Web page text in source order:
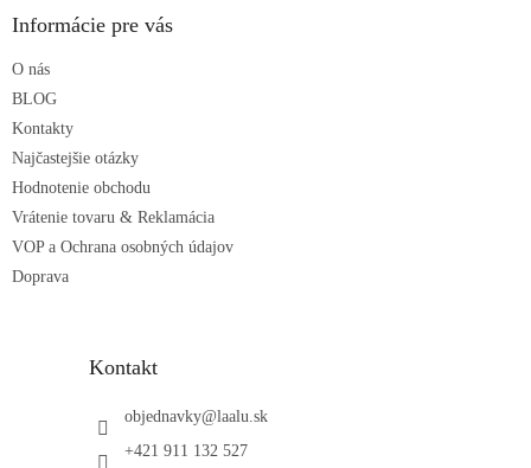
Informácie pre vás
O nás
BLOG
Kontakty
Najčastejšie otázky
Hodnotenie obchodu
Vrátenie tovaru & Reklamácia
VOP a Ochrana osobných údajov
Doprava
Kontakt
objednavky@laalu.sk
+421 911 132 527